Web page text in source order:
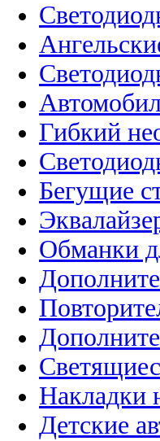
Гибкий
Бегущие
Обманки
Накладки
Детские